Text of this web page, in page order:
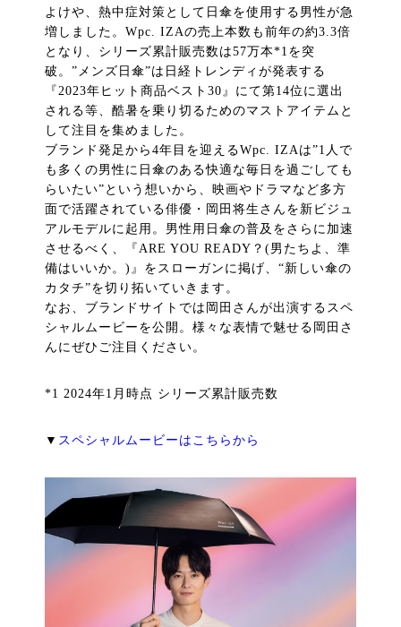
よけや、熱中症対策として日傘を使用する男性が急
増しました。Wpc. IZAの売上本数も前年の約3.3倍
となり、シリーズ累計販売数は57万本*1を突
破。”メンズ日傘”は日経トレンディが発表する
『2023年ヒット商品ベスト30』にて第14位に選出
される等、酷暑を乗り切るためのマストアイテムと
して注目を集めました。
ブランド発足から4年目を迎えるWpc. IZAは”1人で
も多くの男性に日傘のある快適な毎日を過ごしても
らいたい”という想いから、映画やドラマなど多方
面で活躍されている俳優・岡田将生さんを新ビジュ
アルモデルに起用。男性用日傘の普及をさらに加速
させるべく、『ARE YOU READY？(男たちよ、準
備はいいか。)』をスローガンに掲げ、“新しい傘の
カタチ”を切り拓いていきます。
なお、ブランドサイトでは岡田さんが出演するスペ
シャルムービーを公開。様々な表情で魅せる岡田さ
んにぜひご注目ください。
*1 2024年1月時点 シリーズ累計販売数
▼ スペシャルムービーはこちらから